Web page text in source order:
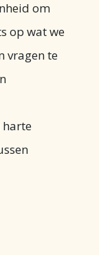
om
op wat we
vragen te
harte